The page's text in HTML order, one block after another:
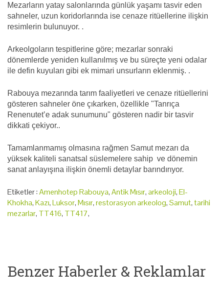
Mezarların yatay salonlarında günlük yaşamı tasvir eden
sahneler, uzun koridorlarında ise cenaze ritüellerine ilişkin
resimlerin bulunuyor. .
Arkeolgoların tespitlerine göre; mezarlar sonraki
dönemlerde yeniden kullanılmış ve bu süreçte yeni odalar
ile defin kuyuları gibi ek mimari unsurların eklenmiş. .
Rabouya mezarında tarım faaliyetleri ve cenaze ritüellerini
gösteren sahneler öne çıkarken, özellikle "Tanrıça
Renenutet’e adak sunumunu" gösteren nadir bir tasvir
dikkati çekiyor..
Tamamlanmamış olmasına rağmen Samut mezarı da
yüksek kaliteli sanatsal süslemelere sahip ve dönemin
sanat anlayışına ilişkin önemli detaylar barındırıyor.
Etiketler :Amenhotep Rabouya,Antik Mısır,arkeoloji,El-
Khokha,Kazı,Luksor,Mısır,restorasyon arkeolog,Samut,tarihi
mezarlar, TT416, TT417,
Benzer Haberler & Reklamlar